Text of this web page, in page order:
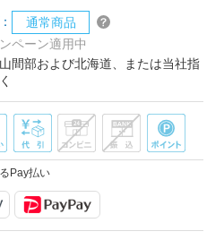
通常商品
ペーン適用中
間部および北海道、または当社指
Pay払い